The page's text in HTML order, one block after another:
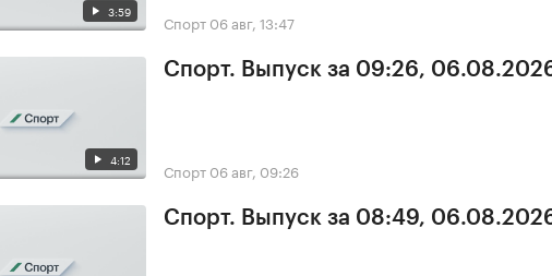
3:59 Спорт 06 авг, 13:47
4:12
Спорт. Выпуск за 09:26,
Спорт 06 авг, 09:26
Спорт. Выпуск за 08:49,